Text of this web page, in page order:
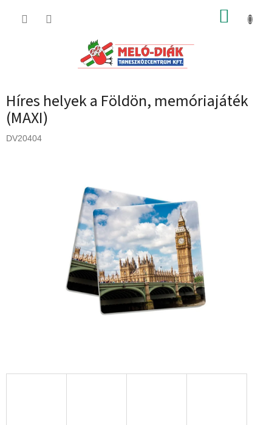
KOSÁR
Híres helyek a Földön, memóriajáték
(MAXI)
DV20404